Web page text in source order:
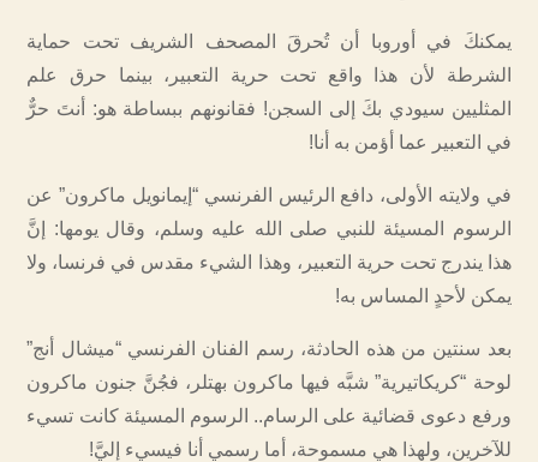
يمكنكَ في أوروبا أن تُحرقَ المصحف الشريف تحت حماية
الشرطة لأن هذا واقع تحت حرية التعبير، بينما حرق علم
المثليين سيودي بكَ إلى السجن! فقانونهم ببساطة هو: أنتَ حرٌّ
في التعبير عما أؤمن به أنا!
في ولايته الأولى، دافع الرئيس الفرنسي “إيمانويل ماكرون” عن
الرسوم المسيئة للنبي صلى الله عليه وسلم، وقال يومها: إنَّ
هذا يندرج تحت حرية التعبير، وهذا الشيء مقدس في فرنسا، ولا
يمكن لأحدٍ المساس به!
بعد سنتين من هذه الحادثة، رسم الفنان الفرنسي “ميشال أنج”
لوحة “كريكاتيرية” شبَّه فيها ماكرون بهتلر، فجُنَّ جنون ماكرون
ورفع دعوى قضائية على الرسام.. الرسوم المسيئة كانت تسيء
للآخرين، ولهذا هي مسموحة، أما رسمي أنا فيسيء إليَّ!